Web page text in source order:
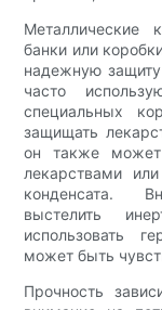
Металлические
банки или
надежную
часто
специальных
защищать
он также
лекарствами
конденсата.
выстелить
использовать
может быть
Прочность